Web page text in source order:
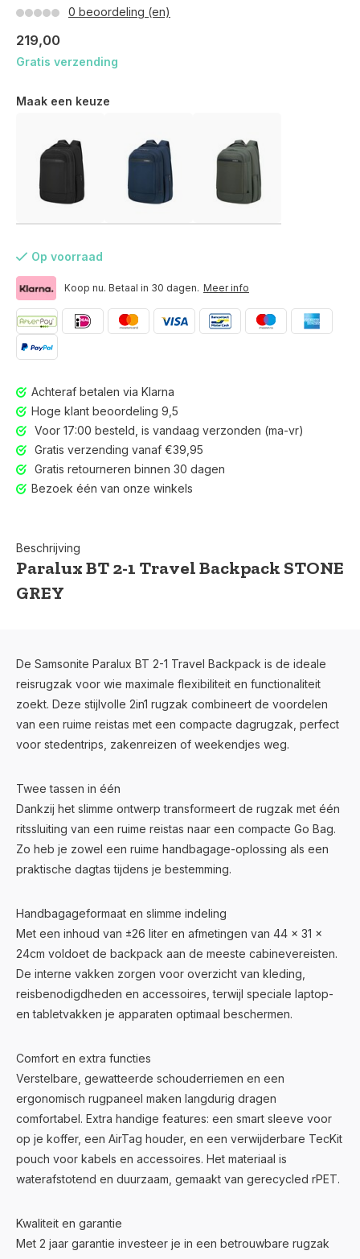
Voor 17:00 besteld, is vandaag verzonden (ma-vr)
0 beoordeling (en)
219,00
Gratis verzending
Maak een keuze
Op voorraad
Koop nu. Betaal in 30 dagen. Meer info
Achteraf betalen via Klarna
Hoge klant beoordeling 9,5
Voor 17:00 besteld, is vandaag verzonden (ma-vr)
Gratis verzending vanaf €39,95
Gratis retourneren binnen 30 dagen
Bezoek één van onze winkels
Beschrijving
Paralux BT 2-1 Travel Backpack STONE
GREY
De Samsonite Paralux BT 2-1 Travel Backpack is de ideale
reisrugzak voor wie maximale flexibiliteit en functionaliteit
zoekt. Deze stijlvolle 2in1 rugzak combineert de voordelen
van een ruime reistas met een compacte dagrugzak, perfect
voor stedentrips, zakenreizen of weekendjes weg.
Twee tassen in één
Dankzij het slimme ontwerp transformeert de rugzak met één
ritssluiting van een ruime reistas naar een compacte Go Bag.
Zo heb je zowel een ruime handbagage-oplossing als een
praktische dagtas tijdens je bestemming.
Handbagageformaat en slimme indeling
Met een inhoud van ±26 liter en afmetingen van 44 × 31 ×
24cm voldoet de backpack aan de meeste cabinevereisten.
De interne vakken zorgen voor overzicht van kleding,
reisbenodigdheden en accessoires, terwijl speciale laptop-
en tabletvakken je apparaten optimaal beschermen.
Comfort en extra functies
Verstelbare, gewatteerde schouderriemen en een
ergonomisch rugpaneel maken langdurig dragen
comfortabel. Extra handige features: een smart sleeve voor
op je koffer, een AirTag houder, en een verwijderbare TecKit
pouch voor kabels en accessoires. Het materiaal is
waterafstotend en duurzaam, gemaakt van gerecycled rPET.
Kwaliteit en garantie
Met 2 jaar garantie investeer je in een betrouwbare rugzak